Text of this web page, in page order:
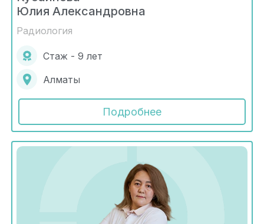
Юлия Александровна
Радиология
Стаж - 9 лет
Алматы
Подробнее